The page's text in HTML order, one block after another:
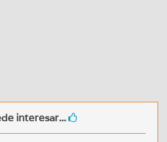
interesar...